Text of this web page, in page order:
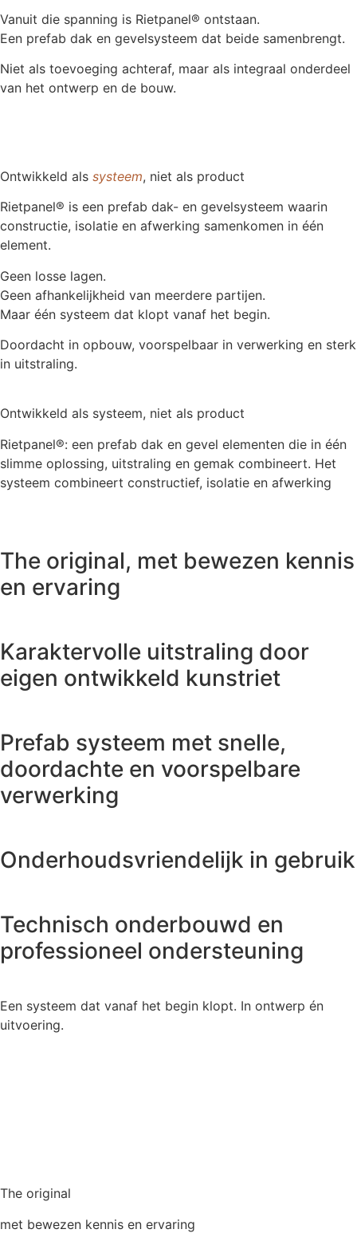
Vanuit die spanning is Rietpanel® ontstaan.
Een prefab dak en gevelsysteem dat beide samenbrengt.
Niet als toevoeging achteraf, maar als integraal onderdeel
van het ontwerp en de bouw.
Ontwikkeld als systeem, niet als product
Rietpanel® is een prefab dak- en gevelsysteem waarin
constructie, isolatie en afwerking samenkomen in één
element.
Geen losse lagen.
Geen afhankelijkheid van meerdere partijen.
Maar één systeem dat klopt vanaf het begin.
Doordacht in opbouw, voorspelbaar in verwerking en sterk
in uitstraling.
Ontwikkeld als systeem, niet als product
Rietpanel®: een prefab dak en gevel elementen die in één
slimme oplossing, uitstraling en gemak combineert. Het
systeem combineert constructief, isolatie en afwerking
The original, met bewezen kennis
en ervaring
Karaktervolle uitstraling door
eigen ontwikkeld kunstriet
Prefab systeem met snelle,
doordachte en voorspelbare
verwerking
Onderhoudsvriendelijk in gebruik
Technisch onderbouwd en
professioneel ondersteuning
Een systeem dat vanaf het begin klopt. In ontwerp én
uitvoering.
The original
met bewezen kennis en ervaring